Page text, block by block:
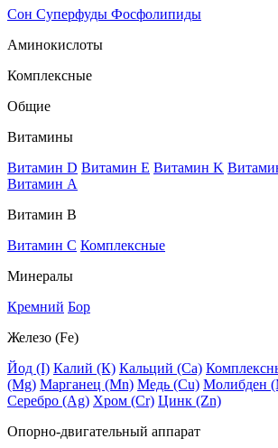
Сон Суперфуды Фосфолипиды
Аминокислоты
Комплексные
Общие
Витамины
Витамин D Витамин E Витамин K
Витамин А
Витамин В
Витамин C Комплексные
Минералы
Кремний Бор
Железо (Fe)
Йод (I) Калий (К) Кальций (Са)
(Mg) Марганец (Mn) Медь (Сu) Молибден
Серебро (Ag) Хром (Cr) Цинк (Zn)
Опорно-двигательный аппарат